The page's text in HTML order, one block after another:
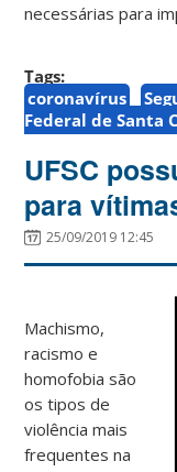
necessárias para
Tags:
coronavírus
Federal de Santa
UFSC
para
25/09/2019 12:45
Machismo,
racismo e
homofobia são
os tipos de
violência mais
frequentes na